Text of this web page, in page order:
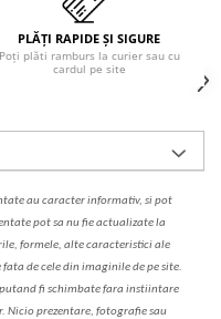
PLĂȚI RAPIDE ȘI SIGURE
Poți plăti ramburs la curier sau cu
cardul pe site
au caracter informativ, si pot
pot sa nu fie actualizate la
formele, alte caracteristici ale
fata de cele din imaginile de pe site.
and fi schimbate fara instiintare
Nicio prezentare, fotografie sau